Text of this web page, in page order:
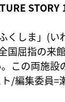
STORY
くしま」(
国屈指の来
この両施
/編集委員=